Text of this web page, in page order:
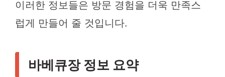
이러한 정보들은 방문 경험을 더욱 만족스
럽게 만들어 줄 것입니다.
바베큐장 정보 요약